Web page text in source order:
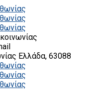
Ελλάδα, 63088